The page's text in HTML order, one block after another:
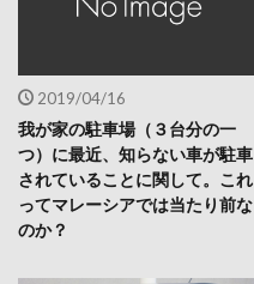
2019/04/16
我が家の駐車場（３台分の一
つ）に最近、知らない車が駐車
されていることに関して。これ
ってマレーシアでは当たり前な
のか？